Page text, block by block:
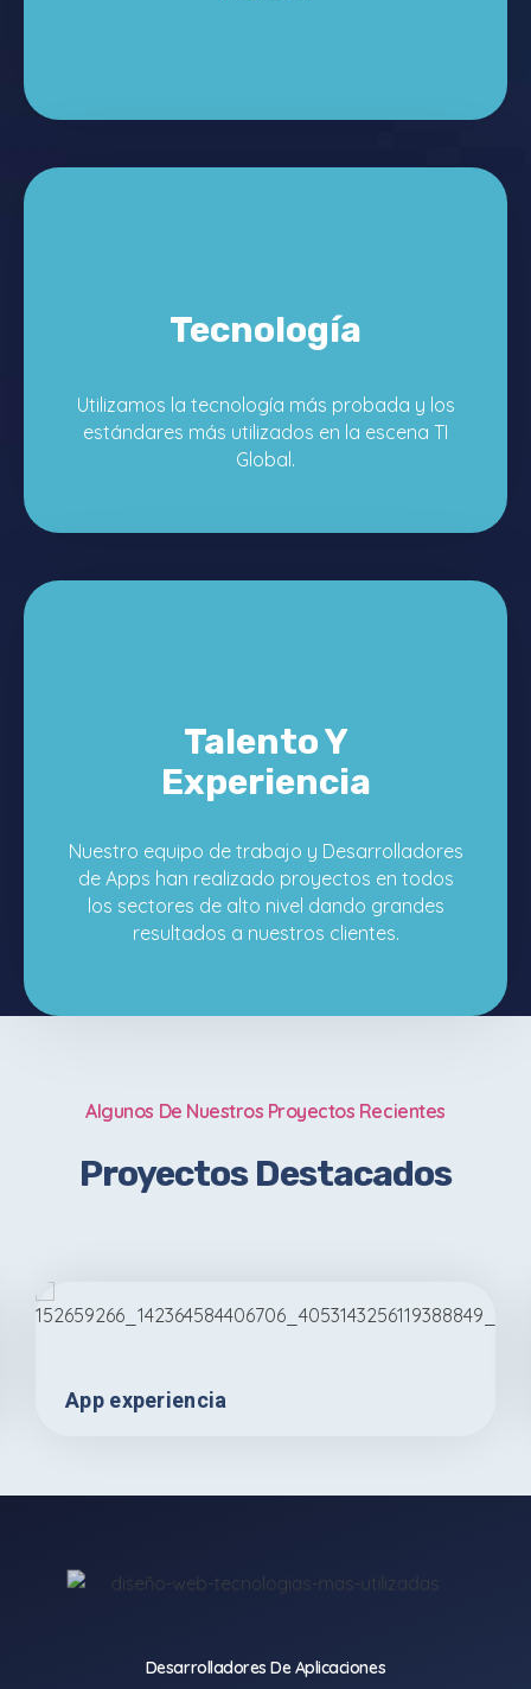
Tecnología
Utilizamos la tecnología más probada y los
estándares más utilizados en la escena TI
Global.
Talento Y
Experiencia
Nuestro equipo de trabajo y Desarrolladores
de Apps han realizado proyectos en todos
los sectores de alto nivel dando grandes
resultados a nuestros clientes.
Algunos De Nuestros Proyectos Recientes
Proyectos Destacados
App experiencia
Desarrolladores De Aplicaciones